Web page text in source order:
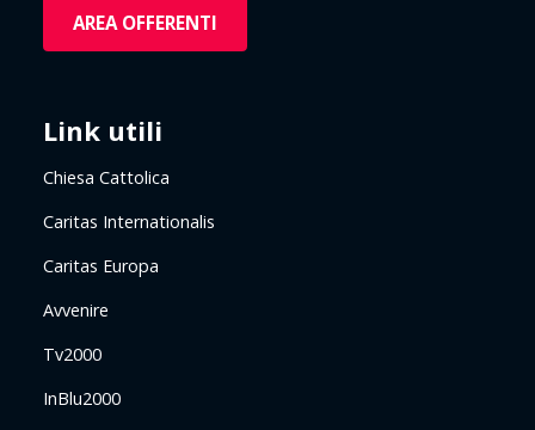
AREA OFFERENTI
Link utili
Chiesa Cattolica
Caritas Internationalis
Caritas Europa
Avvenire
Tv2000
InBlu2000